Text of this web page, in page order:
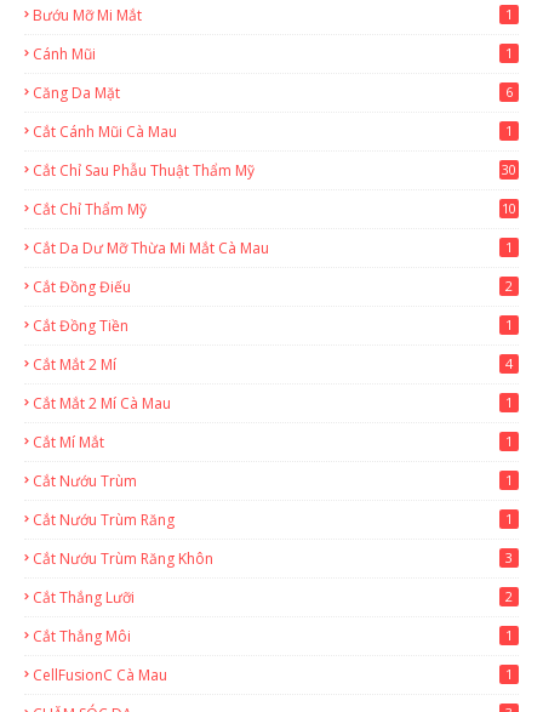
Bướu Mỡ Mi Mắt 1
Cánh Mũi 1
Căng Da Mặt 6
Cắt Cánh Mũi Cà Mau 1
Cắt Chỉ Sau Phẫu Thuật Thẩm Mỹ 30
Cắt Chỉ Thẩm Mỹ 10
Cắt Da Dư Mỡ Thừa Mi Mắt Cà Mau 1
Cắt Đồng Điếu 2
Cắt Đồng Tiền 1
Cắt Mắt 2 Mí 4
Cắt Mắt 2 Mí Cà Mau 1
Cắt Mí Mắt 1
Cắt Nướu Trùm 1
Cắt Nướu Trùm Răng 1
Cắt Nướu Trùm Răng Khôn 3
Cắt Thắng Lưỡi 2
Cắt Thắng Môi 1
CellFusionC Cà Mau 1